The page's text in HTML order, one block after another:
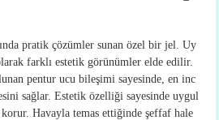
pratik çözümler sunan özel bir jel. Uy
farklı estetik görünümler elde edilir.
pentur ucu bileşimi sayesinde, en inc
sağlar. Estetik özelliği sayesinde uygul
korur. Havayla temas ettiğinde şeffaf hale